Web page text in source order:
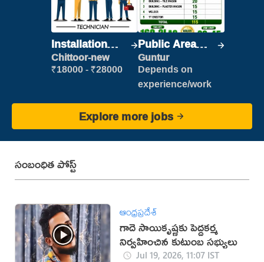
Installation
Engineer/
Helper
Chittoor-new
₹18000 - ₹28000
Public Area
Cleaner
Guntur
Depends on
experience/work
Explore more jobs
సంబంధిత పోస్ట్
ఆంధ్రప్రదేశ్
గాదె సాయికృష్ణకు పెద్దకర్మ
నిర్వహించిన కుటుంబ సభ్యులు
Jul 19, 2026, 11:07 IST